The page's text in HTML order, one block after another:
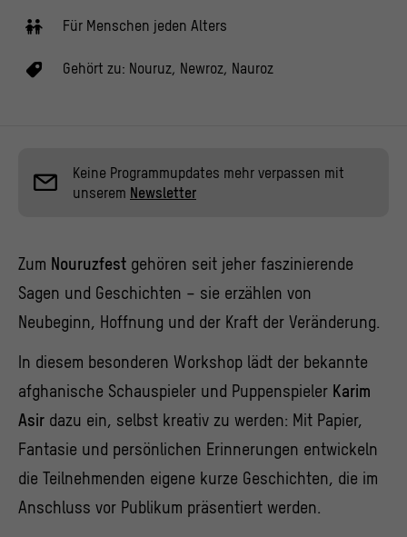
Für Menschen jeden Alters
Gehört zu: Nouruz, Newroz, Nauroz
Keine Programmupdates mehr verpassen mit
unserem Newsletter
Zum Nouruzfest gehören seit jeher faszinierende
Sagen und Geschichten – sie erzählen von
Neubeginn, Hoffnung und der Kraft der Veränderung.
In diesem besonderen Workshop lädt der bekannte
afghanische Schauspieler und Puppenspieler Karim
Asir dazu ein, selbst kreativ zu werden: Mit Papier,
Fantasie und persönlichen Erinnerungen entwickeln
die Teilnehmenden eigene kurze Geschichten, die im
Anschluss vor Publikum präsentiert werden.